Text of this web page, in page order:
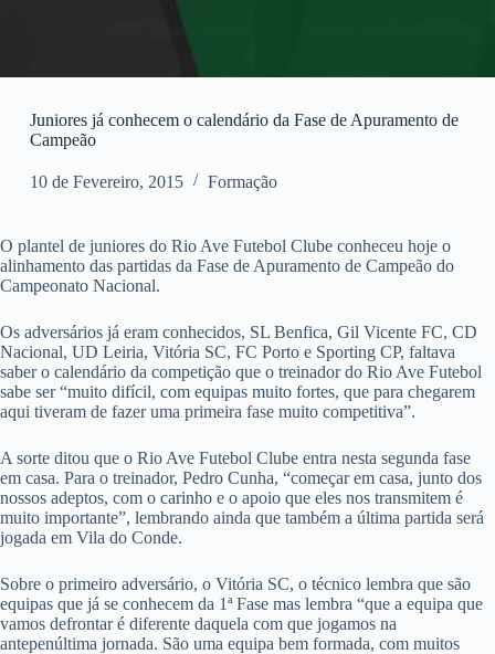
Juniores já conhecem o calendário da Fase de Apuramento de
Campeão
10 de Fevereiro, 2015 Formação
O plantel de juniores do Rio Ave Futebol Clube conheceu hoje o
alinhamento das partidas da Fase de Apuramento de Campeão do
Campeonato Nacional.
Os adversários já eram conhecidos, SL Benfica, Gil Vicente FC, CD
Nacional, UD Leiria, Vitória SC, FC Porto e Sporting CP, faltava
saber o calendário da competição que o treinador do Rio Ave Futebol
sabe ser “muito difícil, com equipas muito fortes, que para chegarem
aqui tiveram de fazer uma primeira fase muito competitiva”.
A sorte ditou que o Rio Ave Futebol Clube entra nesta segunda fase
em casa. Para o treinador, Pedro Cunha, “começar em casa, junto dos
nossos adeptos, com o carinho e o apoio que eles nos transmitem é
muito importante”, lembrando ainda que também a última partida será
jogada em Vila do Conde.
Sobre o primeiro adversário, o Vitória SC, o técnico lembra que são
equipas que já se conhecem da 1ª Fase mas lembra “que a equipa que
vamos defrontar é diferente daquela com que jogamos na
antepenúltima jornada. São uma equipa bem formada, com muitos